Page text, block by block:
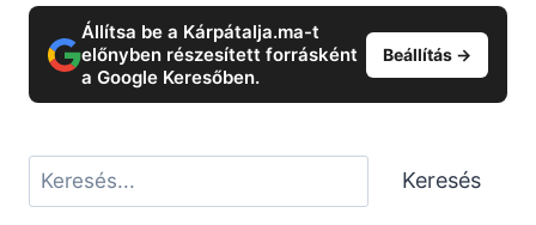
Állítsa be a Kárpátalja.ma-t
előnyben részesített forrásként
a Google Keresőben.
Beállítás →
Keresés Keresés